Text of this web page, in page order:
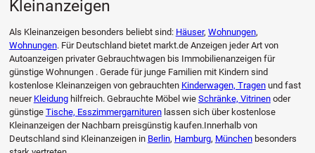
Kleinanzeigen
Als Kleinanzeigen besonders beliebt sind: Häuser, Wohnungen,
Wohnungen. Für Deutschland bietet markt.de Anzeigen jeder Art von
Autoanzeigen privater Gebrauchtwagen bis Immobilienanzeigen für
günstige Wohnungen . Gerade für junge Familien mit Kindern sind
kostenlose Kleinanzeigen von gebrauchten Kinderwagen, Tragenund fast
neuer Kleidunghilfreich. Gebrauchte Möbel wie Schränke, Vitrinenoder
günstige Tische, Esszimmergarniturenlassen sich über kostenlose
Kleinanzeigen der Nachbarn preisgünstig kaufen.Innerhalb von
Deutschland sind Kleinanzeigen in Berlin, Hamburg, Münchenbesonders